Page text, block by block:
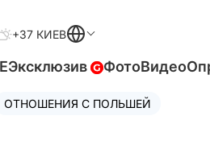
+37 КИЕВ
Эксклюзив ФотоВидео
ОТНОШЕНИЯ С ПОЛЬШЕЙ